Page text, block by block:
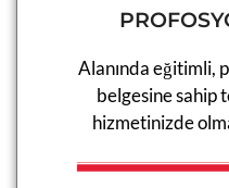
Alanında eğitimli,
belgesine sahip
hizmetinizde